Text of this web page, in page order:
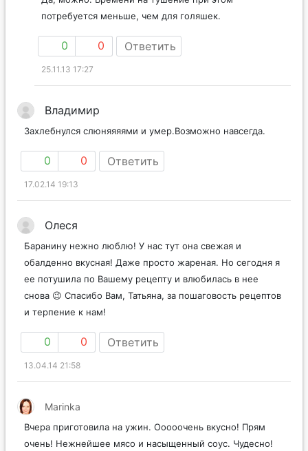
потребуется меньше, чем для голяшек.
0 0 Ответить
25.11.13 17:27
Владимир
Захлебнулся слюняяяями и умер.Возможно навсегда.
0 0 Ответить
17.02.14 19:13
Олеся
Баранину нежно люблю! У нас тут она свежая и
обалденно вкусная! Даже просто жареная. Но сегодня я
ее потушила по Вашему рецепту и влюбилась в нее
снова 😉 Спасибо Вам, Татьяна, за пошаговость рецептов
и терпение к нам!
0 0 Ответить
13.04.14 21:58
Marinka
Вчера приготовила на ужин. Ооооочень вкусно! Прям
очень! Нежнейшее мясо и насыщенный соус. Чудесно!